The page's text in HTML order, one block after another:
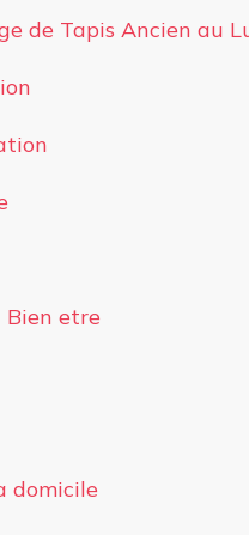
de Tapis Ancien au
etre
domicile